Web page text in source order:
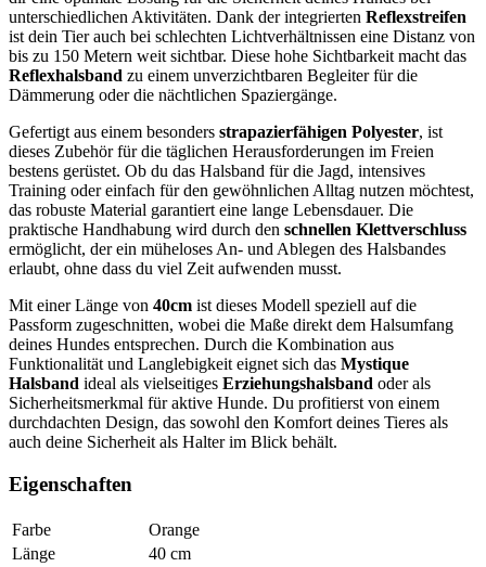
unterschiedlichen Aktivitäten. Dank der integrierten Reflexstreifen
ist dein Tier auch bei schlechten Lichtverhältnissen eine Distanz von
bis zu 150 Metern weit sichtbar. Diese hohe Sichtbarkeit macht das
Reflexhalsband zu einem unverzichtbaren Begleiter für die
Dämmerung oder die nächtlichen Spaziergänge.
Gefertigt aus einem besonders strapazierfähigen Polyester, ist
dieses Zubehör für die täglichen Herausforderungen im Freien
bestens gerüstet. Ob du das Halsband für die Jagd, intensives
Training oder einfach für den gewöhnlichen Alltag nutzen möchtest,
das robuste Material garantiert eine lange Lebensdauer. Die
praktische Handhabung wird durch den schnellen Klettverschluss
ermöglicht, der ein müheloses An- und Ablegen des Halsbandes
erlaubt, ohne dass du viel Zeit aufwenden musst.
Mit einer Länge von 40cm ist dieses Modell speziell auf die
Passform zugeschnitten, wobei die Maße direkt dem Halsumfang
deines Hundes entsprechen. Durch die Kombination aus
Funktionalität und Langlebigkeit eignet sich das Mystique
Halsband ideal als vielseitiges Erziehungshalsband oder als
Sicherheitsmerkmal für aktive Hunde. Du profitierst von einem
durchdachten Design, das sowohl den Komfort deines Tieres als
auch deine Sicherheit als Halter im Blick behält.
Eigenschaften
Farbe
Orange
Länge
40 cm